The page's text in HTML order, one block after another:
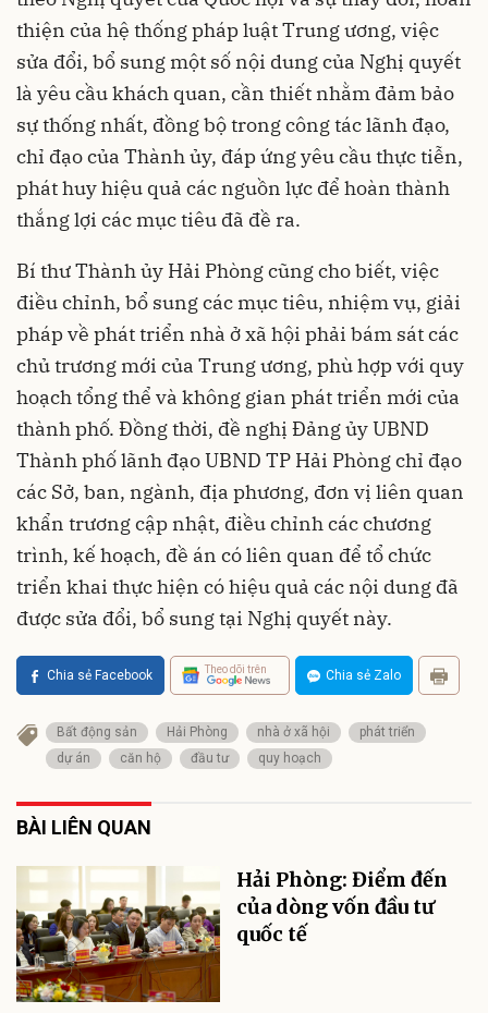
thiện của hệ thống pháp luật Trung ương, việc
sửa đổi, bổ sung một số nội dung của Nghị quyết
là yêu cầu khách quan, cần thiết nhằm đảm bảo
sự thống nhất, đồng bộ trong công tác lãnh đạo,
chỉ đạo của Thành ủy, đáp ứng yêu cầu thực tiễn,
phát huy hiệu quả các nguồn lực để hoàn thành
thắng lợi các mục tiêu đã đề ra.
Bí thư Thành ủy Hải Phòng cũng cho biết, việc
điều chỉnh, bổ sung các mục tiêu, nhiệm vụ, giải
pháp về phát triển nhà ở xã hội phải bám sát các
chủ trương mới của Trung ương, phù hợp với quy
hoạch tổng thể và không gian phát triển mới của
thành phố. Đồng thời, đề nghị Đảng ủy UBND
Thành phố lãnh đạo UBND TP Hải Phòng chỉ đạo
các Sở, ban, ngành, địa phương, đơn vị liên quan
khẩn trương cập nhật, điều chỉnh các chương
trình, kế hoạch, đề án có liên quan để tổ chức
triển khai thực hiện có hiệu quả các nội dung đã
được sửa đổi, bổ sung tại Nghị quyết này.
Chia sẻ Facebook Theo dõi trên Chia sẻ Zalo
Bất động sản Hải Phòng nhà ở xã hội
phát triển
dự án
căn hộ đầu tư quy hoạch
BÀI LIÊN QUAN
Hải Phòng: Điểm đến
của dòng vốn đầu tư
quốc tế